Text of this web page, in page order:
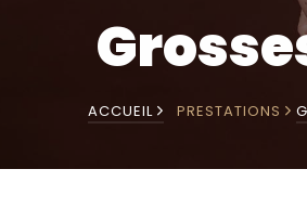
ACCUEIL PRESTATIONS